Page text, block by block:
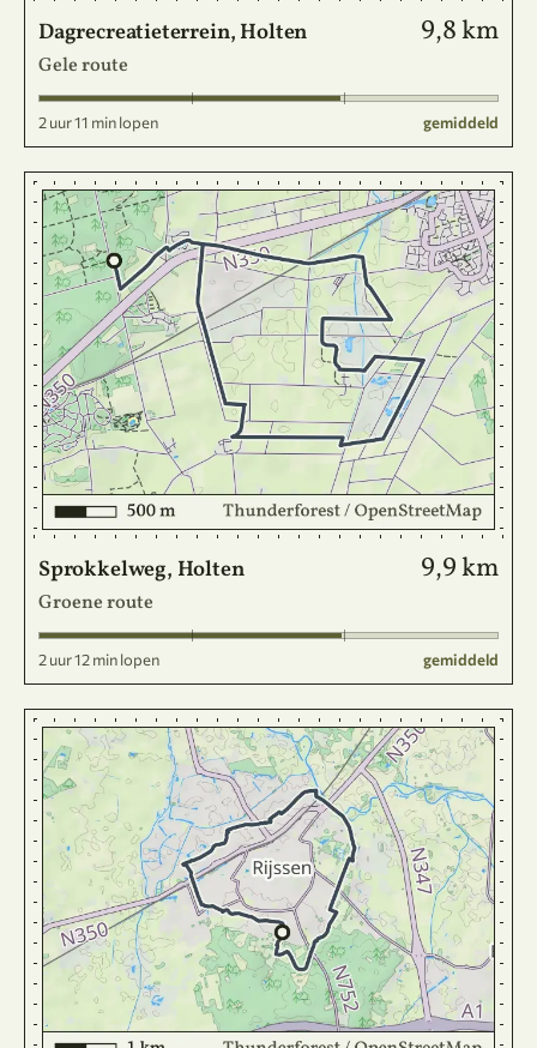
Dagrecreatieterrein, Holten 9,8 km
Gele route
2 uur 11 min lopen gemiddeld
Sprokkelweg, Holten 9,9 km
Groene route
2 uur 12 min lopen gemiddeld